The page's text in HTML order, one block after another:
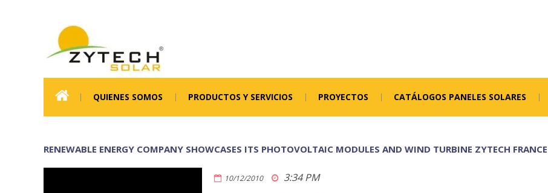
QUIENES SOMOS PRODUCTOS Y SERVICIOS PROYECTOS CATÁLOGOS PANELES SOLARES
RENEWABLE ENERGY COMPANY SHOWCASES ITS PHOTOVOLTAIC MODULES AND WIND TURBINE ZYTECH
10/12/2010 3:34 PM